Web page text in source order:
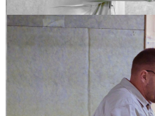
mit
Andreas Bach